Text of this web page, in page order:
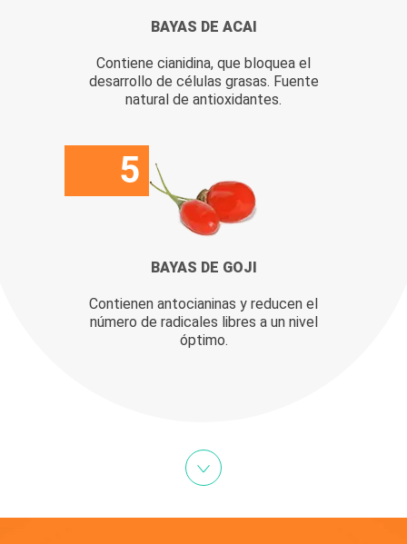
BAYAS DE ACAI
Contiene cianidina, que bloquea el
desarrollo de células grasas. Fuente
natural de antioxidantes.
5
BAYAS DE GOJI
Contienen antocianinas y reducen el
número de radicales libres a un nivel
óptimo.